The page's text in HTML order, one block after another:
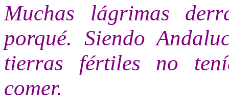
Muchas lágrimas
porqué. Siendo
tierras fértiles no
comer.